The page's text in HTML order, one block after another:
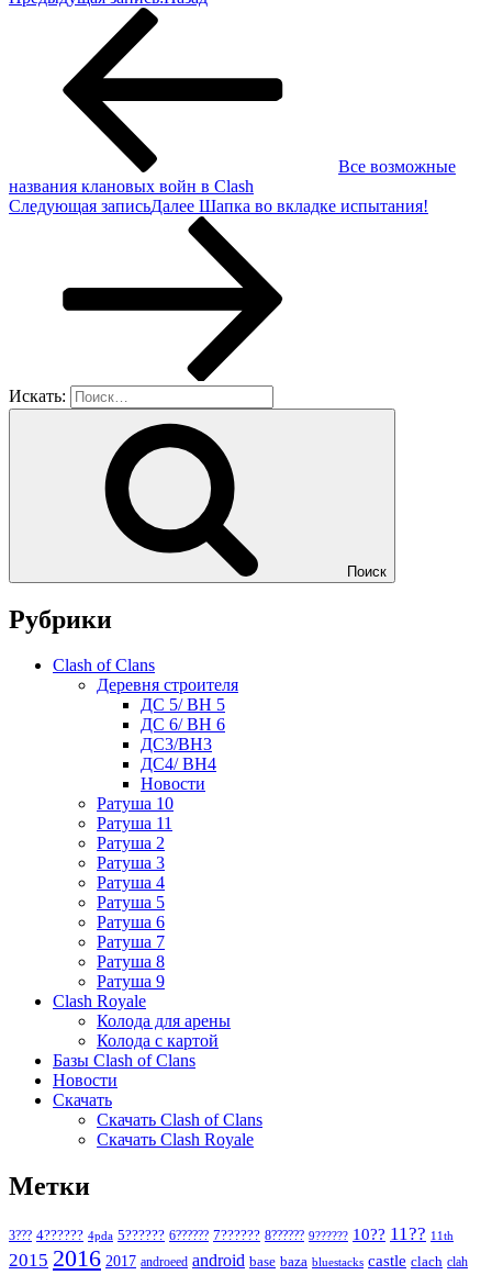
Все возможные
названия клановых войн в Clash
Следующая записьДалее Шапка во вкладке испытания!
Искать:
Поиск
Рубрики
Clash of Clans
Деревня строителя
ДС 5/ BH 5
ДС 6/ BH 6
ДС3/BH3
ДС4/ BH4
Новости
Ратуша 10
Ратуша 11
Ратуша 2
Ратуша 3
Ратуша 4
Ратуша 5
Ратуша 6
Ратуша 7
Ратуша 8
Ратуша 9
Clash Royale
Колода для арены
Колода с картой
Базы Clash of Clans
Новости
Скачать
Скачать Clash of Clans
Скачать Clash Royale
Метки
3??? 4?????? 4pda 5?????? 6?????? 7?????? 8?????? 9?????? 10?? 11?? 11th
2015 2016 2017 androeed android base baza bluestacks castle clach clah